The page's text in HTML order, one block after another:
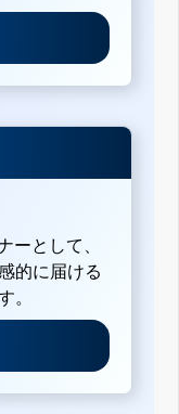
ーとして、
的に届ける
。